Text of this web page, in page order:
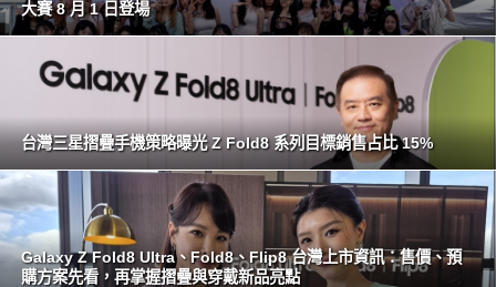
大賽 8 月 1 日登場
台灣三星摺疊手機策略曝光 Z Fold8 系列目標銷售占比 15%
Galaxy Z Fold8 Ultra、Fold8、Flip8 台灣上市資訊：售價、預
購方案先看，再掌握摺疊與穿戴新品亮點